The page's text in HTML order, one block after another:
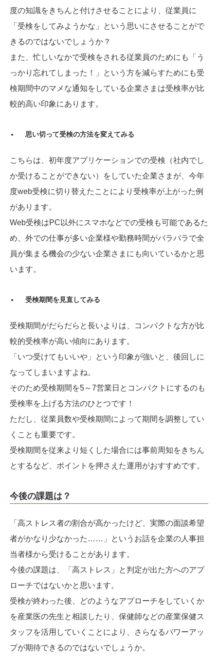
度の知識をきちんと付けさせることにより、従業員に
「受検をしてみようかな」という思いにさせることがで
きるのではないでしょうか？
また、忙しいなかで受検をされる従業員のためにも「う
っかり忘れてしまった！」という方を減らすためにも受
検期間中のマメな通知をしている企業さまは受検率が比
較的高い印象にあります。
思い切って受検の方法を変えてみる
こちらは、初年度アプリケーションでの受検（社内でし
か受けることができない）をしていた企業さまが、今年
度web受検に切り替えたことにより受検率が上がった例
があります。
Web受検はPC以外にスマホなどでの受検も可能であるた
め、外での仕事が多い企業様や勤務時間がバラバラで全
員が集まる機会の少ない企業さまにも向いているかと思
います。
受検期間を見直してみる
受検期間がだらだらと長いよりは、コンパクトな方が比
較的受検率が高い傾向にあります。
「いつ受けてもいいや」という印象が強いと、後回しに
なってしまいますよね。
そのため受検期間を5～7営業日とコンパクトにするのも
受検率を上げる方法のひとつです！
ただし、従業員数や受検期間によって期間を調整してい
くことも重要です。
受検期間を従来より短くした場合には事前周知をきちん
とするなど、ポイントを押さえた運用がおすすめです。
今後の課題は？
「高ストレス者の割合が高かったけど、実際の面談希望
者がかなり少なかった……」というお話を企業の人事担
当者様から受けることがあります。
今後の課題は、「高ストレス」と判定が出た方へのアプ
ローチではないかと思います。
受検が終わった後、どのようなアプローチをしていくか
を産業医の先生と相談したり、保健師などの産業保健ス
タッフを活用していくことにより、さらなるパワーアッ
プが期待できるのではないでしょうか。